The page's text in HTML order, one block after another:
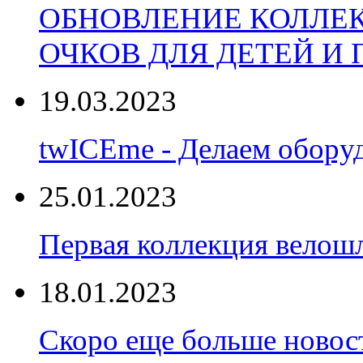
ОБНОВЛЕНИЕ
ОЧКОВ ДЛЯ ДЕТЕЙ И
19.03.2023
twICEme - Делаем
25.01.2023
Первая коллекция
18.01.2023
Скоро еще больше